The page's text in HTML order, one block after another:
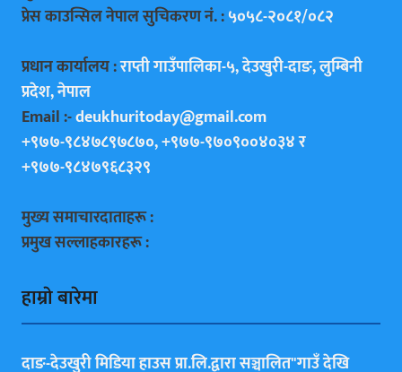
प्रेस काउन्सिल नेपाल सुचिकरण नं. :५०५८-२०८१/०८२
प्रधान कार्यालय :राप्ती गाउँपालिका-५, देउखुरी-दाङ, लुम्बिनी
प्रदेश, नेपाल
Email :-deukhuritoday@gmail.com
+९७७-९८४७८९७८७०, +९७७-९७०९००४०३४ र
+९७७-९८४७९६८३२९
मुख्य समाचारदाताहरू :
प्रमुख सल्लाहकारहरू :
हाम्राे बारेमा
दाङ-देउखुरी मिडिया हाउस प्रा.लि.द्वारा सञ्चालित"गाउँ देखि